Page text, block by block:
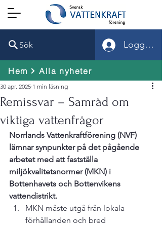
Sök Logga in
Hem Alla nyheter
Remissvar – Samråd om
viktiga vattenfrågor
30 apr. 2025 1 min läsning
Norrlands Vattenkraftförening (NVF)
lämnar synpunkter på det pågående
arbetet med att fastställa
miljökvalitetsnormer (MKN) i
Bottenhavets och Bottenvikens
vattendistrikt.
MKN måste utgå från lokala
förhållanden och bred